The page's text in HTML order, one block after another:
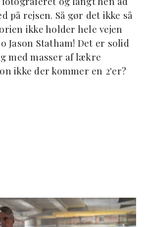
på rejsen. Så gør det ikke så
ikke holder hele vejen
Jason Statham! Det er solid
med masser af lækre
ikke der kommer en 2'er?